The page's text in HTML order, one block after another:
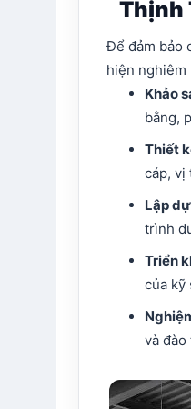
Thịnh
Để đảm bảo
hiện nghiêm
Khảo
bằng,
Thiết
cáp, vị
Lập
trình
Triển
của kỹ
và